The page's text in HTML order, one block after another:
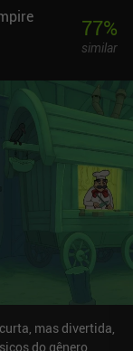
a uma
levando a
verdade, o jogo
se decepcionar
77%
similar
mas divertida,
do gênero,